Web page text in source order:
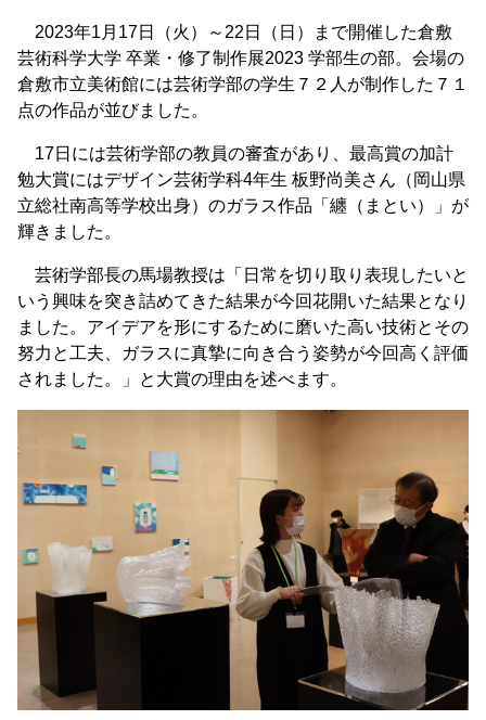
2023年1月17日（火）～22日（日）まで開催した倉敷
芸術科学大学 卒業・修了制作展2023 学部生の部。会場の
倉敷市立美術館には芸術学部の学生７２人が制作した７１
点の作品が並びました。
17日には芸術学部の教員の審査があり、最高賞の加計
勉大賞にはデザイン芸術学科4年生 板野尚美さん（岡山県
立総社南高等学校出身）のガラス作品「纏（まとい）」が
輝きました。
芸術学部長の馬場教授は「日常を切り取り表現したいと
いう興味を突き詰めてきた結果が今回花開いた結果となり
ました。アイデアを形にするために磨いた高い技術とその
努力と工夫、ガラスに真摯に向き合う姿勢が今回高く評価
されました。」と大賞の理由を述べます。